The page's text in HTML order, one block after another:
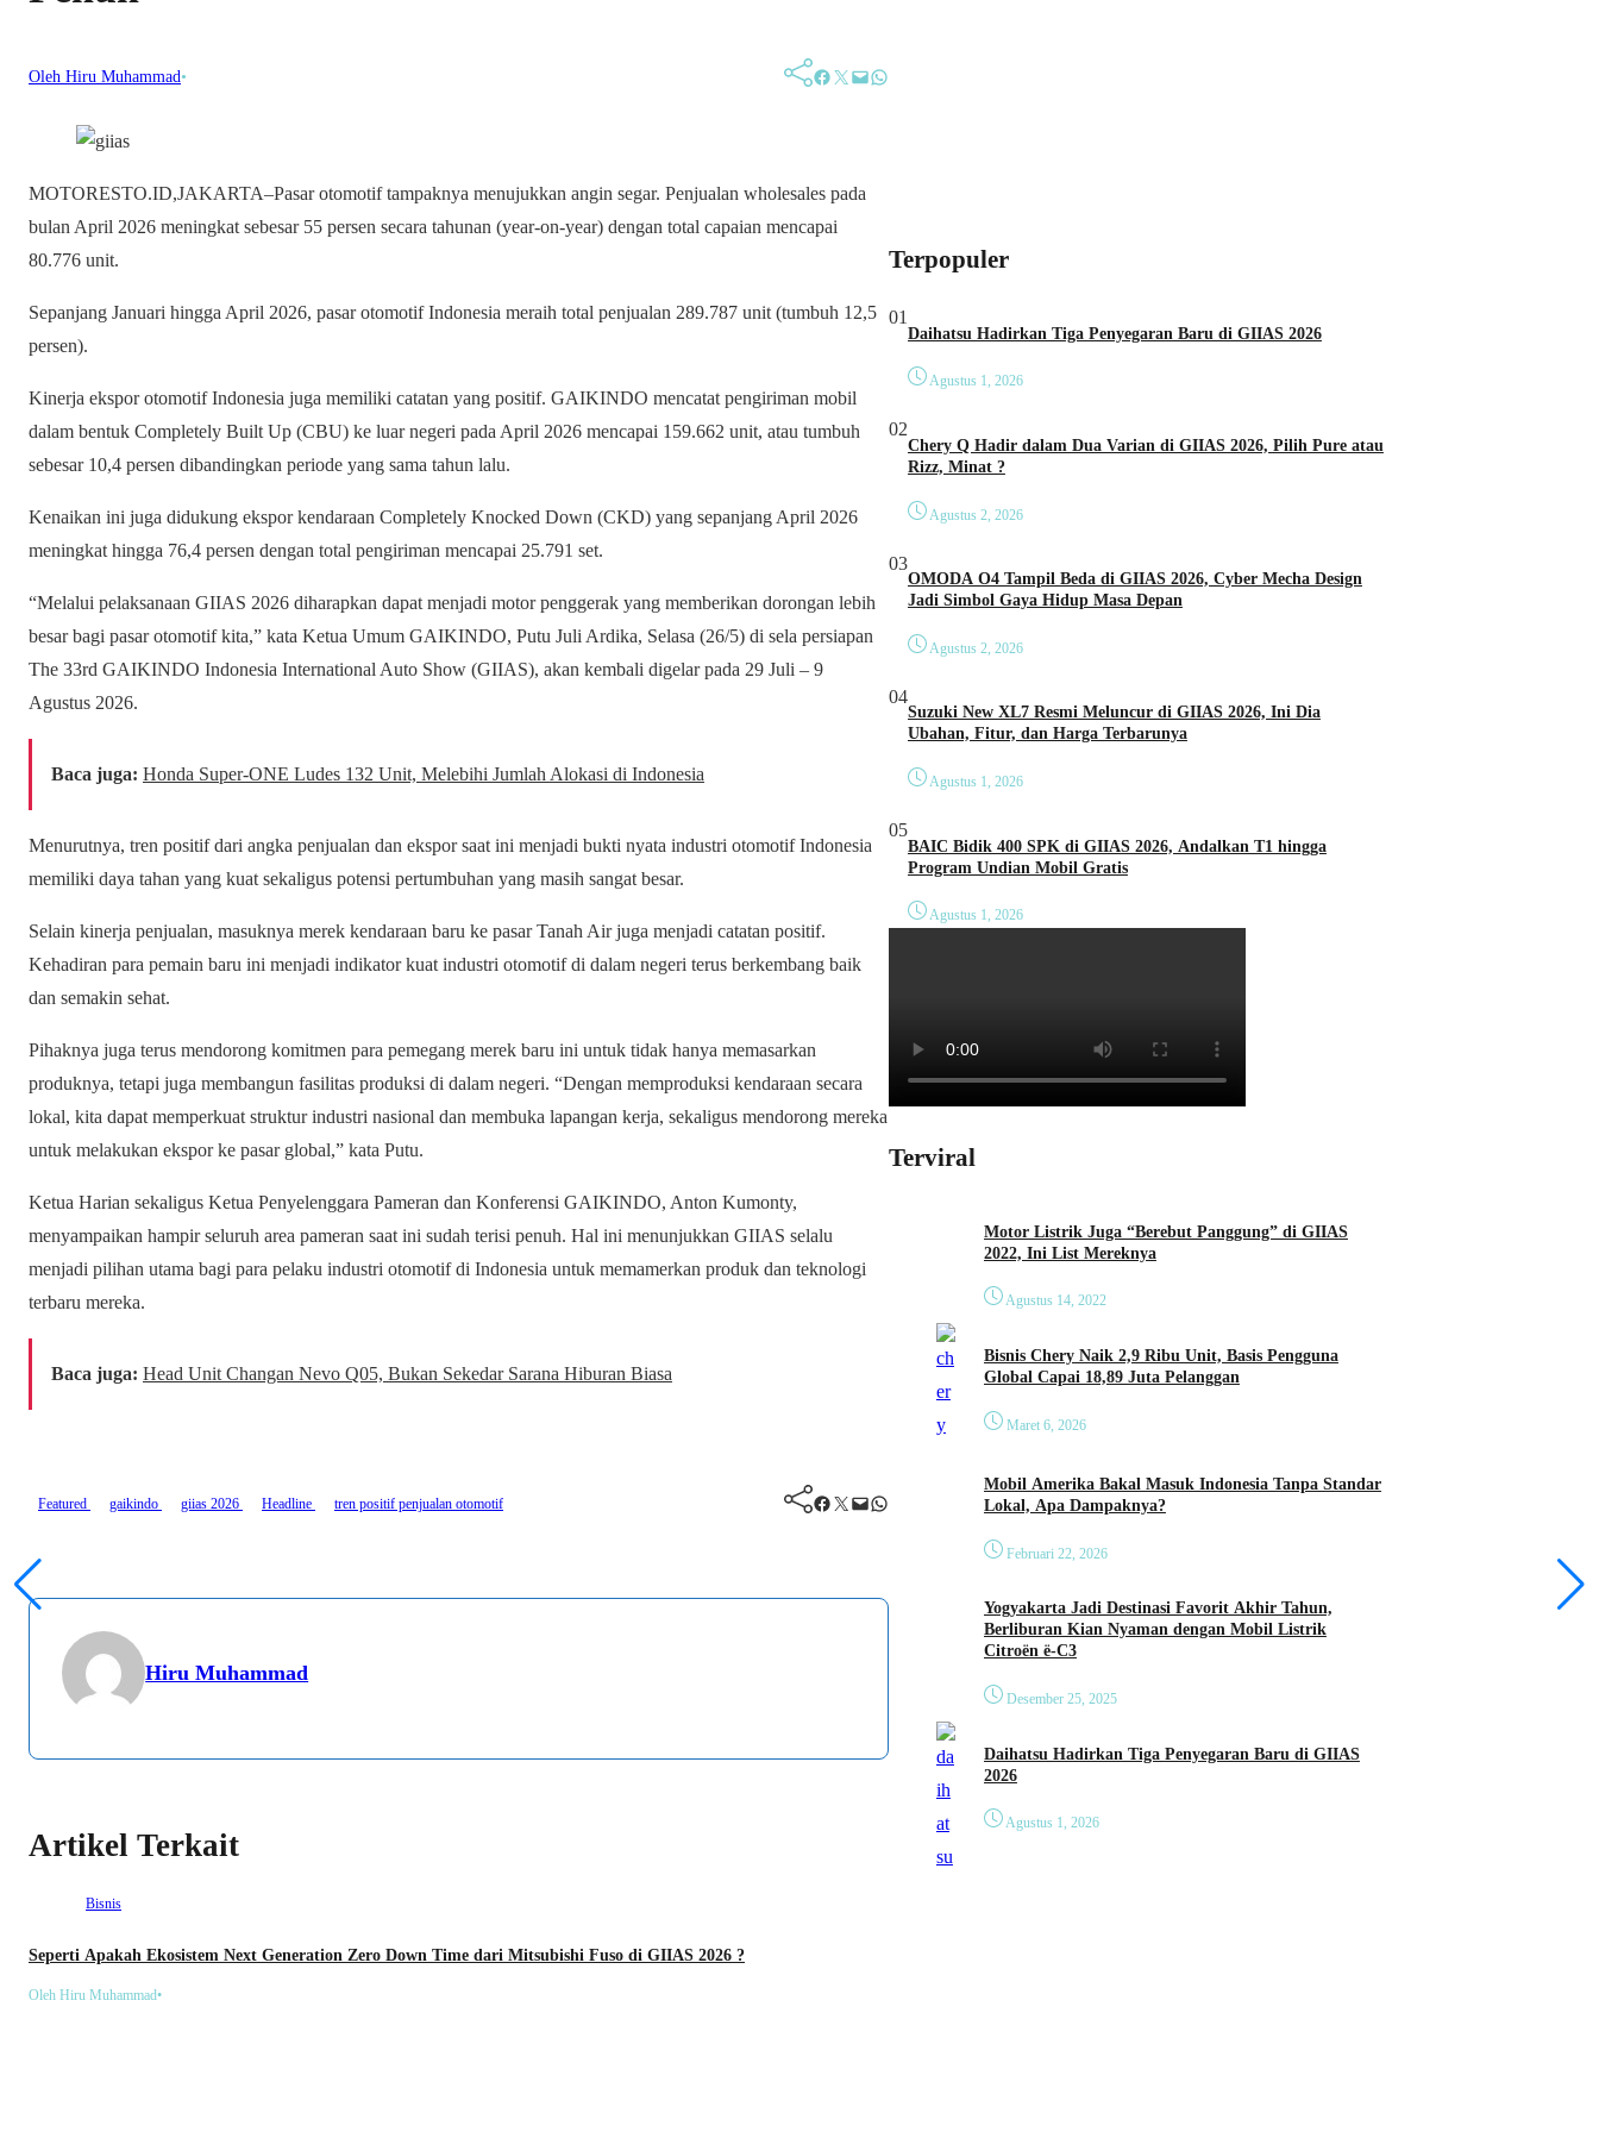
Oleh Hiru Muhammad• Facebook Twitter Mail WhatsApp
MOTORESTO.ID,JAKARTA–Pasar otomotif tampaknya menujukkan angin segar. Penjualan wholesales pada
bulan April 2026 meningkat sebesar 55 persen secara tahunan (year-on-year) dengan total capaian mencapai
80.776 unit.
Sepanjang Januari hingga April 2026, pasar otomotif Indonesia meraih total penjualan 289.787 unit (tumbuh 12,5
persen).
Kinerja ekspor otomotif Indonesia juga memiliki catatan yang positif. GAIKINDO mencatat pengiriman mobil
dalam bentuk Completely Built Up (CBU) ke luar negeri pada April 2026 mencapai 159.662 unit, atau tumbuh
sebesar 10,4 persen dibandingkan periode yang sama tahun lalu.
Kenaikan ini juga didukung ekspor kendaraan Completely Knocked Down (CKD) yang sepanjang April 2026
meningkat hingga 76,4 persen dengan total pengiriman mencapai 25.791 set.
“Melalui pelaksanaan GIIAS 2026 diharapkan dapat menjadi motor penggerak yang memberikan dorongan lebih
besar bagi pasar otomotif kita,” kata Ketua Umum GAIKINDO, Putu Juli Ardika, Selasa (26/5) di sela persiapan
The 33rd GAIKINDO Indonesia International Auto Show (GIIAS), akan kembali digelar pada 29 Juli – 9
Agustus 2026.
Baca juga: Honda Super-ONE Ludes 132 Unit, Melebihi Jumlah Alokasi di Indonesia
Menurutnya, tren positif dari angka penjualan dan ekspor saat ini menjadi bukti nyata industri otomotif Indonesia
memiliki daya tahan yang kuat sekaligus potensi pertumbuhan yang masih sangat besar.
Selain kinerja penjualan, masuknya merek kendaraan baru ke pasar Tanah Air juga menjadi catatan positif.
Kehadiran para pemain baru ini menjadi indikator kuat industri otomotif di dalam negeri terus berkembang baik
dan semakin sehat.
Pihaknya juga terus mendorong komitmen para pemegang merek baru ini untuk tidak hanya memasarkan
produknya, tetapi juga membangun fasilitas produksi di dalam negeri. “Dengan memproduksi kendaraan secara
lokal, kita dapat memperkuat struktur industri nasional dan membuka lapangan kerja, sekaligus mendorong mereka
untuk melakukan ekspor ke pasar global,” kata Putu.
Ketua Harian sekaligus Ketua Penyelenggara Pameran dan Konferensi GAIKINDO, Anton Kumonty,
menyampaikan hampir seluruh area pameran saat ini sudah terisi penuh. Hal ini menunjukkan GIIAS selalu
menjadi pilihan utama bagi para pelaku industri otomotif di Indonesia untuk memamerkan produk dan teknologi
terbaru mereka.
Baca juga: Head Unit Changan Nevo Q05, Bukan Sekedar Sarana Hiburan Biasa
Featured gaikindo giias 2026 Headline tren positif penjualan otomotif Facebook Twitter Mail WhatsApp
Hiru Muhammad
Artikel Terkait
Bisnis
Seperti Apakah Ekosistem Next Generation Zero Down Time dari Mitsubishi Fuso di GIIAS 2026 ?
Oleh Hiru Muhammad•
Terpopuler
01
Daihatsu Hadirkan Tiga Penyegaran Baru di GIIAS 2026
Agustus 1, 2026
02
Chery Q Hadir dalam Dua Varian di GIIAS 2026, Pilih Pure atau
Rizz, Minat ?
Agustus 2, 2026
03
OMODA O4 Tampil Beda di GIIAS 2026, Cyber Mecha Design
Jadi Simbol Gaya Hidup Masa Depan
Agustus 2, 2026
04
Suzuki New XL7 Resmi Meluncur di GIIAS 2026, Ini Dia
Ubahan, Fitur, dan Harga Terbarunya
Agustus 1, 2026
05
BAIC Bidik 400 SPK di GIIAS 2026, Andalkan T1 hingga
Program Undian Mobil Gratis
Agustus 1, 2026
Terviral
Motor Listrik Juga “Berebut Panggung” di GIIAS
2022, Ini List Mereknya
Agustus 14, 2022
Bisnis Chery Naik 2,9 Ribu Unit, Basis Pengguna
Global Capai 18,89 Juta Pelanggan
Maret 6, 2026
Mobil Amerika Bakal Masuk Indonesia Tanpa Standar
Lokal, Apa Dampaknya?
Februari 22, 2026
Yogyakarta Jadi Destinasi Favorit Akhir Tahun,
Berliburan Kian Nyaman dengan Mobil Listrik
Citroën ë-C3
Desember 25, 2025
Daihatsu Hadirkan Tiga Penyegaran Baru di GIIAS
2026
Agustus 1, 2026